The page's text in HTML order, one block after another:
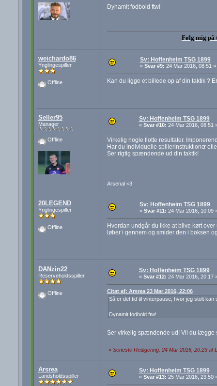
Dynamit fodbold ftw!
Følg mig på
weichardo86
Ynglingespiller
Offline
Sv: Hoffenheim TSG 1899
« Svar #9: 24 Mar 2016, 08:51 »
Kan du ligge et billede op af din taktik ?
Seller95
Manager
Offline
Sv: Hoffenheim TSG 1899
« Svar #10: 24 Mar 2016, 08:51
Virkelig nogle flotte resultater.
Har du individuelle spillerinstruktioner
Ser rigtig spændende ud din taktik!
Arsenal <3
20LEGEND
Ynglingespiller
Offline
Sv: Hoffenheim TSG 1899
« Svar #11: 24 Mar 2016, 10:09
Hvordan undgår du ikke at blive kørt
løber i gennem og smider den i boksen
DANzin22
Reserveholdsspiller
Offline
Sv: Hoffenheim TSG 1899
« Svar #12: 24 Mar 2016, 20:17
Citat af: Arsrea 23 Mar 2016, 22:06
Så er det tid til vinterpause, hvor jeg stolt
Dynamit fodbold ftw!
Ser virkelig spændende ud! Vil du lægge
« Seneste Redigering: 24 Mar 2016, 20:23 af
Arsrea
Landsholdsspiller
Sv: Hoffenheim TSG 1899
« Svar #13: 25 Mar 2016, 23:50